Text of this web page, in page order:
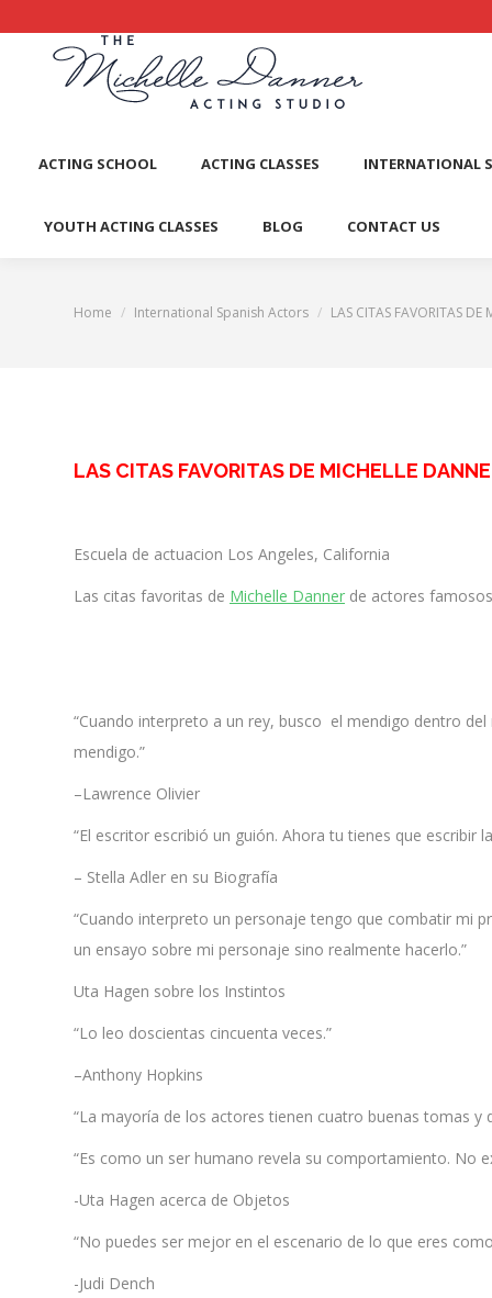
ACTING SCHOOL ACTING CLASSES INTERNATIONAL
YOUTH ACTING CLASSES BLOG CONTACT US
You are here:
Home International Spanish Actors LAS CITAS FAVORITAS DE
LAS CITAS FAVORITAS DE MICHELLE
Escuela de actuacion Los Angeles, California
Las citas favoritas de Michelle Danner de actores
“Cuando interpreto a un rey, busco el mendigo dentro
mendigo.”
–Lawrence Olivier
“El escritor escribió un guión. Ahora tu tienes que escribir
– Stella Adler en su Biografía
“Cuando interpreto un personaje tengo que combatir mi
un ensayo sobre mi personaje sino realmente hacerlo.”
Uta Hagen sobre los Instintos
“Lo leo doscientas cincuenta veces.”
–Anthony Hopkins
“La mayoría de los actores tienen cuatro buenas tomas
“Es como un ser humano revela su comportamiento. No
-Uta Hagen acerca de Objetos
“No puedes ser mejor en el escenario de lo que eres
-Judi Dench